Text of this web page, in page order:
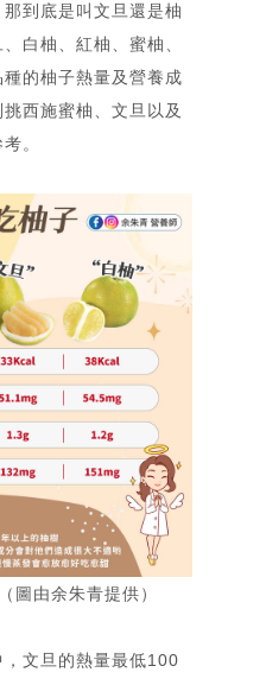
到底是叫文旦還是柚
白柚、紅柚、蜜柚、
的柚子熱量及營養成
西施蜜柚、文旦以及
。
圖由余朱青提供）
文旦的熱量最低100